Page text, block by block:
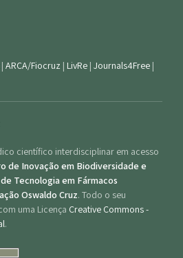
| ARCA/Fiocruz | LivRe | Journals4Free |
científico interdisciplinar em acesso
de Inovação em Biodiversidade e
Tecnologia em Fármacos
Oswaldo Cruz. Todo o seu
uma Licença Creative Commons -
.